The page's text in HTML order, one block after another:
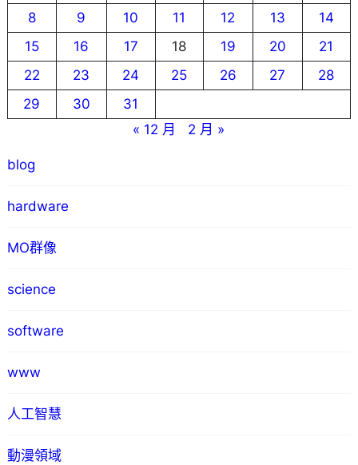
8
9 10 11 12 13
14
15
16 17 18 19 20
21
22
23 24 25 26 27
28
29
30
31
« 12 月
2 月 »
blog
hardware
MO群像
science
software
www
人工智慧
動漫領域